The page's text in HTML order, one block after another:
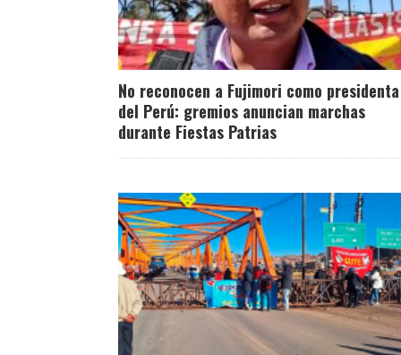
No reconocen a Fujimori como presidenta
del Perú: gremios anuncian marchas
durante Fiestas Patrias